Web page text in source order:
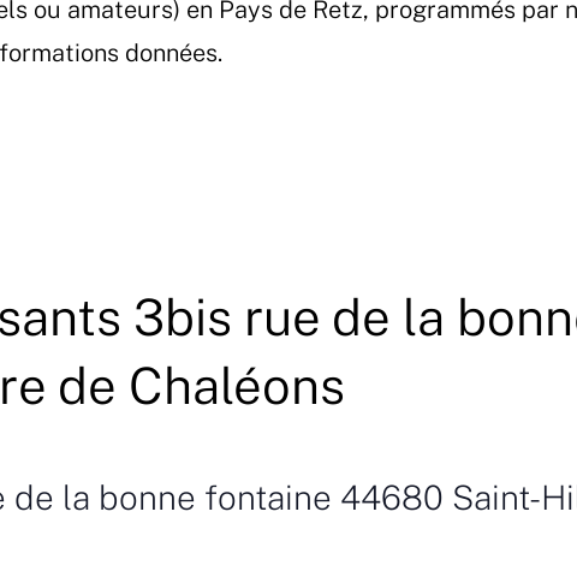
ou amateurs) en Pays de Retz, programmés par
données.
3bis rue de la
de Chaléons
la bonne fontaine 44680 Saint-